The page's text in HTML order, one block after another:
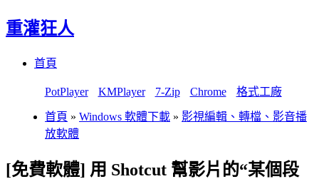
重灌狂人
首頁
PotPlayer KMPlayer 7-Zip Chrome 格式工廠
首頁 » Windows 軟體下載 » 影視編輯、轉檔、影音播
放軟體
[免費軟體] 用 Shotcut 幫影片的“某個段